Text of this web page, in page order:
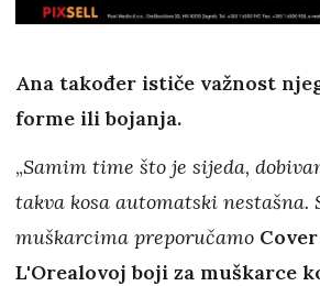
Ana također ističe važnost
forme ili bojanja.
„Samim time što je sijeda,
takva kosa automatski nestašna.
muškarcima preporučamo
L'Orealovoj boji za muškarce